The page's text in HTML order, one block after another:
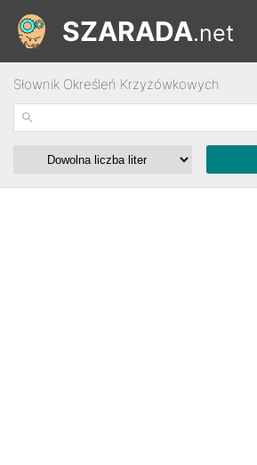
SZARADA.net
Słownik Określeń Krzyżówkowych